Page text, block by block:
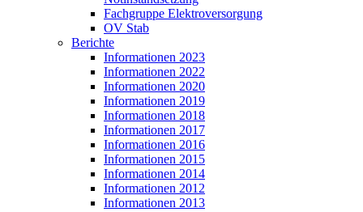
Fachgruppe Elektroversorgung
OV Stab
Berichte
Informationen 2023
Informationen 2022
Informationen 2020
Informationen 2019
Informationen 2018
Informationen 2017
Informationen 2016
Informationen 2015
Informationen 2014
Informationen 2012
Informationen 2013